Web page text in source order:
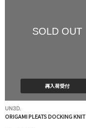
SOLD OUT
再入荷受付
UN3D.
ORIGAMI PLEATS DOCKING KNIT